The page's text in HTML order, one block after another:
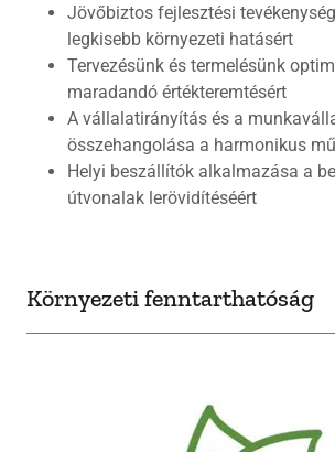
Jövőbiztos fejlesztési
legkisebb környezeti hatásért
Tervezésünk és termelésünk
maradandó értékteremtésért
A vállalatirányítás és a
összehangolása a harmonikus
Helyi beszállítók alkalmazása a
útvonalak lerövidítéséért
Környezeti fenntarthatóság